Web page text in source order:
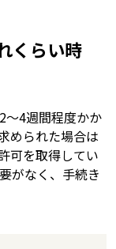
くらい時
〜4週間程度かか
められた場合は
可を取得してい
がなく、手続き